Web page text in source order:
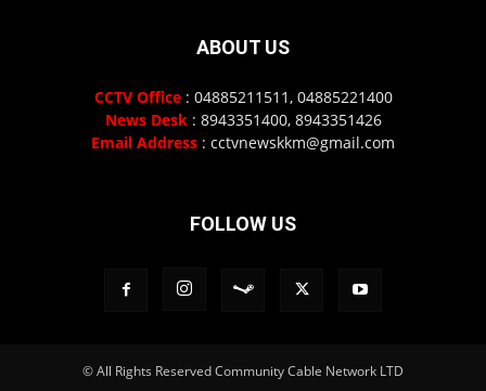
ABOUT US
CCTV Office: 04885211511, 04885221400
News Desk: 8943351400, 8943351426
Email Address : cctvnewskkm@gmail.com
FOLLOW US
© All Rights Reserved Community Cable Network LTD